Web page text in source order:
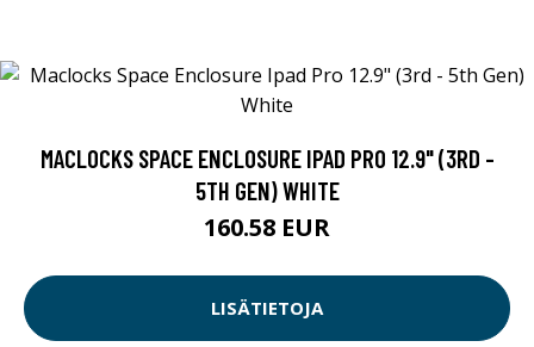
MACLOCKS SPACE ENCLOSURE IPAD PRO 12.9" (3RD -
5TH GEN) WHITE
160.58 EUR
LISÄTIETOJA